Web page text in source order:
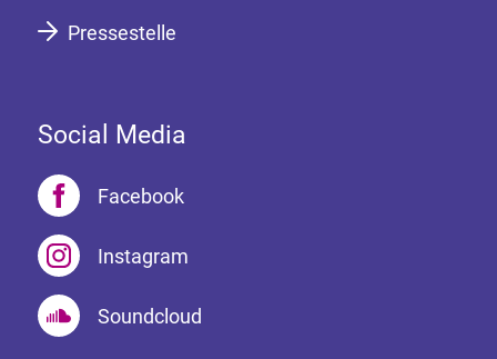
Pressestelle
Social Media
Facebook
Instagram
Soundcloud